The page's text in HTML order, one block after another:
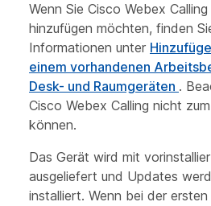
Wenn Sie Cisco Webex
hinzufügen möchten, finden
Informationen unter
einem vorhandenen
Desk- und Raumgeräten .
Cisco Webex Calling nicht
können.
Das Gerät wird mit
ausgeliefert und Updates
installiert. Wenn bei der ersten